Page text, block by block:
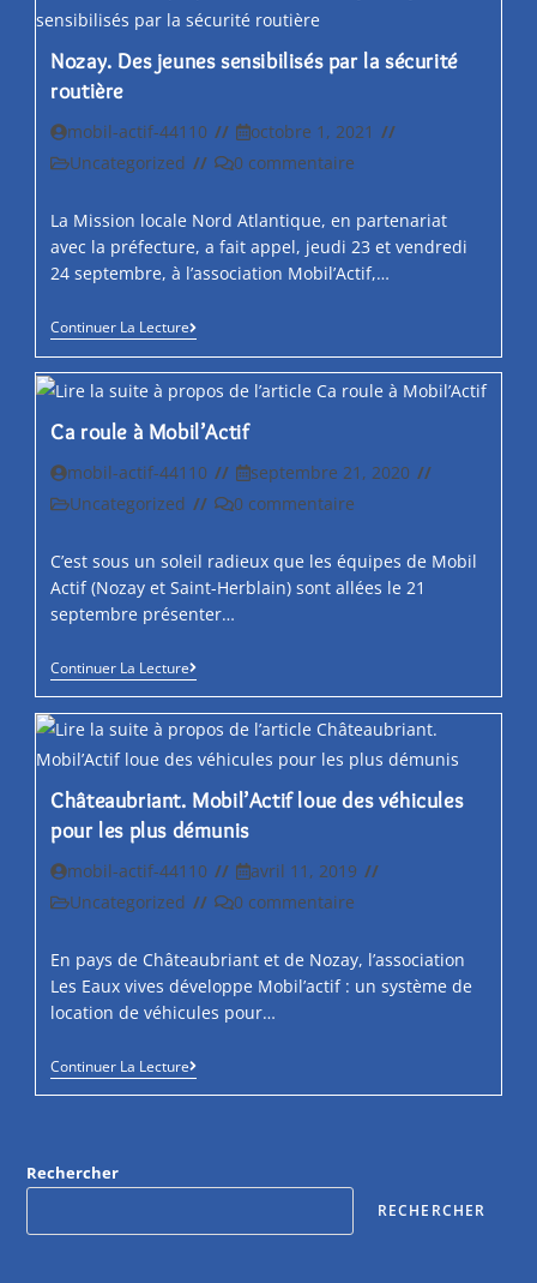
Scooter
Pour
Un
Nozay. Des jeunes sensibilisés par la sécurité
routière
Auteur/autrice
de
mobil-actif-44110
Post
published:
octobre 1, 2021
PostUncategorized
Post0 commentaire
La Mission locale Nord Atlantique, en partenariat
avec la préfecture, a fait appel, jeudi 23 et vendredi
24 septembre, à l’association Mobil’Actif,…
Continuer La LectureNozay.
Des
Jeunes
Sensibilisés
Par
La
Sécurité
Routière
Ca roule à Mobil’Actif
Auteur/autrice
de
mobil-actif-44110
Post
published:
septembre 21, 2020
PostUncategorized
Post0 commentaire
C’est sous un soleil radieux que les équipes de Mobil
Actif (Nozay et Saint-Herblain) sont allées le 21
septembre présenter…
Continuer La LectureCa
Roule
Mobil’Actif
Châteaubriant. Mobil’Actif loue des véhicules
pour les plus démunis
Auteur/autrice
de
mobil-actif-44110
Post
published:
avril 11, 2019
PostUncategorized
Post0 commentaire
En pays de Châteaubriant et de Nozay, l’association
Les Eaux vives développe Mobil’actif : un système de
location de véhicules pour…
Continuer La LectureChâteaubriant.
Mobil’Actif
Rechercher
RECHERCHER